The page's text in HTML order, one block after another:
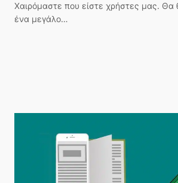
Χαιρόμαστε που είστε χρήστες μας.
ένα μεγάλο…